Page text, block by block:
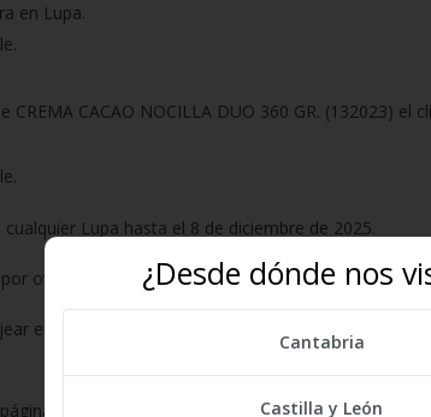
¿Desde dónde nos
Cantabria
Castilla y León
en Lupa.
CREMA CACAO NOCILLA DUO 360 GR. (132023)
Lupa hasta el 8 de diciembre de 2025.
otro premio, ni por su valor en metálico.
en caja a la hora de pagar, siempre que el
web de la promoción recibirán los 5 vales